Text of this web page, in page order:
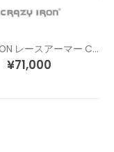
CRAZY IRON レースアーマー CBR600RR (07-08)
¥71,000